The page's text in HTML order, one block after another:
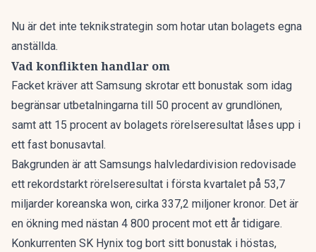
Nu är det inte teknikstrategin som hotar utan bolagets egna
anställda.
Vad konflikten handlar om
Facket kräver att Samsung skrotar ett bonustak som idag
begränsar utbetalningarna till 50 procent av grundlönen,
samt att 15 procent av bolagets rörelseresultat låses upp i
ett fast bonusavtal.
Bakgrunden är att Samsungs halvledardivision redovisade
ett rekordstarkt rörelseresultat i första kvartalet på 53,7
miljarder koreanska won, cirka 337,2 miljoner kronor. Det är
en ökning med nästan 4 800 procent mot ett år tidigare.
Konkurrenten SK Hynix tog bort sitt bonustak i höstas,